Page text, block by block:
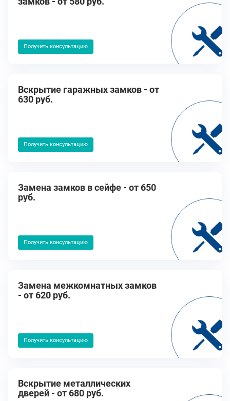
Получить консультацию
Вскрытие гаражных замков - от
630 руб.
Получить консультацию
Замена замков в сейфе - от 650
руб.
Получить консультацию
Замена межкомнатных замков
- от 620 руб.
Получить консультацию
Вскрытие металлических
дверей - от 680 руб.